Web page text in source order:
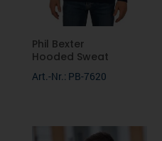
Phil Bexter
Hooded Sweat
Art.-Nr.: PB-7620